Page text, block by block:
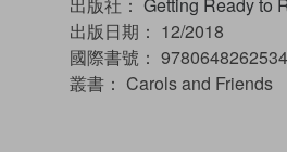
出版日期： 12/2018
國際書號： 9780648262534
叢書： Carols and Friends